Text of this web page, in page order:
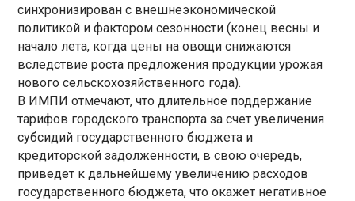
синхронизирован с внешнеэкономической
политикой и фактором сезонности (конец весны и
начало лета, когда цены на овощи снижаются
вследствие роста предложения продукции урожая
нового сельскохозяйственного года).
В ИМПИ отмечают, что длительное поддержание
тарифов городского транспорта за счет увеличения
субсидий государственного бюджета и
кредиторской задолженности, в свою очередь,
приведет к дальнейшему увеличению расходов
государственного бюджета, что окажет негативное